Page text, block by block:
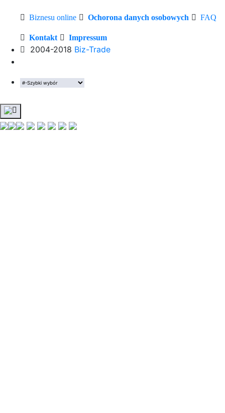
Biznesu online Ochorona danych osobowych FAQ
Kontakt Impressum
2004-2018 Biz-Trade